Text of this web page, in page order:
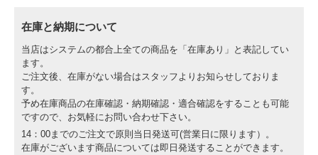
在庫と納期について
当店はシステムの都合上全ての商品を「在庫あり」と表記してい
ます。
ご注文後、在庫がない場合はスタッフよりお知らせしておりま
す。
予め在庫商品の在庫確認・納期確認・適合確認をすることも可能
ですので、お気軽にお問い合わせ下さい。
14：00までのご注文で原則当日発送可(営業日に限ります）。
在庫がございます商品については即日発送することができます。